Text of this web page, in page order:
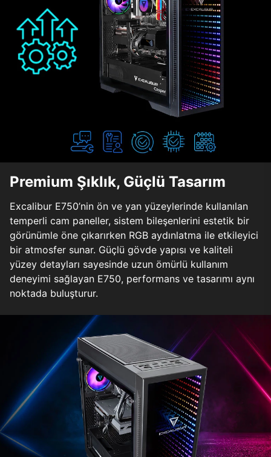
Premium Şıklık, Güçlü Tasarım
Excalibur E750’nin ön ve yan yüzeylerinde kullanılan
temperli cam paneller, sistem bileşenlerini estetik bir
görünümle öne çıkarırken RGB aydınlatma ile etkileyici
bir atmosfer sunar. Güçlü gövde yapısı ve kaliteli
yüzey detayları sayesinde uzun ömürlü kullanım
deneyimi sağlayan E750, performans ve tasarımı aynı
noktada buluşturur.